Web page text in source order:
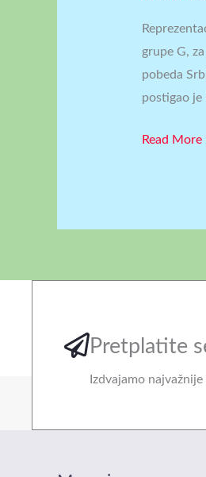
grupe G,
pobeda
postigao
Read More
Pretplatite
Izdvajamo